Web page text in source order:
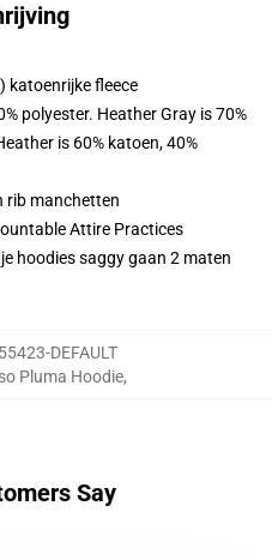
katoenrijke fleece
polyester. Heather Gray is 70%
is 60% katoen, 40%
rib manchetten
Attire Practices
hoodies saggy gaan 2 maten
DEFAULT
Pluma Hoodie,
Say